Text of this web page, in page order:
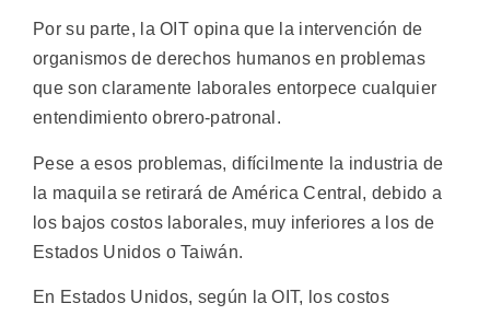
Por su parte, la OIT opina que la intervención de
organismos de derechos humanos en problemas
que son claramente laborales entorpece cualquier
entendimiento obrero-patronal.
Pese a esos problemas, difícilmente la industria de
la maquila se retirará de América Central, debido a
los bajos costos laborales, muy inferiores a los de
Estados Unidos o Taiwán.
En Estados Unidos, según la OIT, los costos